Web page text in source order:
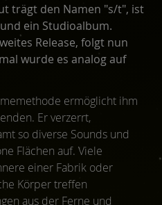
trägt den Namen "s/t", ist
ein Studioalbum.
Release, folgt nun
wurde es analog auf
ermöglicht ihm
Er verzerrt,
so diverse Sounds und
Flächen auf. Viele
einer Fabrik oder
Körper treffen
aus der Ferne und